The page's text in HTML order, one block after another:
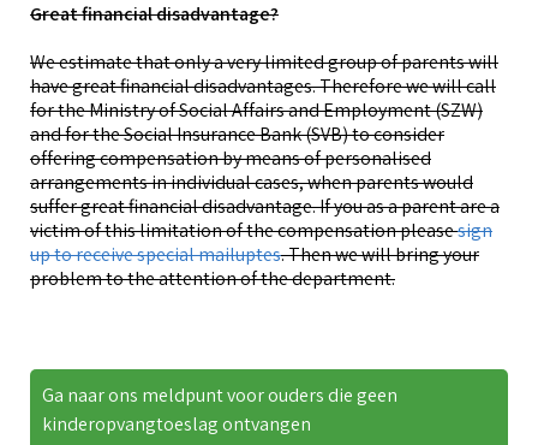
Great financial disadvantage?
We estimate that only a very limited group of parents will
have great financial disadvantages. Therefore we will call
for the Ministry of Social Affairs and Employment (SZW)
and for the Social Insurance Bank (SVB) to consider
offering compensation by means of personalised
arrangements in individual cases, when parents would
suffer great financial disadvantage. If you as a parent are a
victim of this limitation of the compensation pleasesign
up to receive special mailuptes. Then we will bring your
problem to the attention of the department.
Ga naar ons meldpunt voor ouders die geen
kinderopvangtoeslag ontvangen